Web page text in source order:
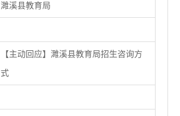
濉溪县教育局
【主动回应】濉溪县教育局招生咨询方
式